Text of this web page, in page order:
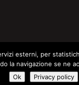
Social Wall
esterni, per
la navigazione se ne
Ok
Privacy policy